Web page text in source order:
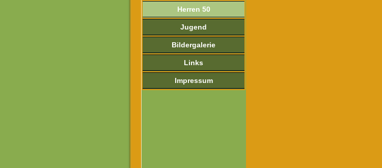
Herren 50
Jugend
Bildergalerie
Links
Impressum